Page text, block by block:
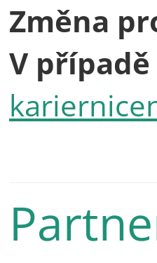
Změna
V